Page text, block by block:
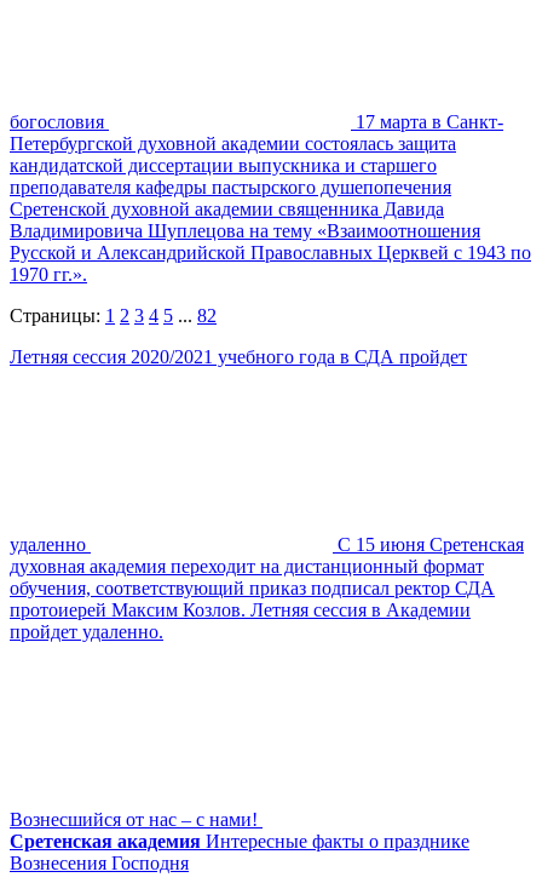
богословия
17 марта в Санкт-
Петербургской духовной академии состоялась защита
кандидатской диссертации выпускника и старшего
преподавателя кафедры пастырского душепопечения
Сретенской духовной академии священника Давида
Владимировича Шуплецова на тему «Взаимоотношения
Русской и Александрийской Православных Церквей с 1943 по
1970 гг.».
Страницы: 1 2 3 4 5 ... 82
Летняя сессия 2020/2021 учебного года в СДА пройдет
удаленно
С 15 июня Сретенская
духовная академия переходит на дистанционный формат
обучения, соответствующий приказ подписал ректор СДА
протоиерей Максим Козлов. Летняя сессия в Академии
пройдет удаленно.
Вознесшийся от нас – с нами!
Сретенская академия Интересные факты о празднике
Вознесения Господня